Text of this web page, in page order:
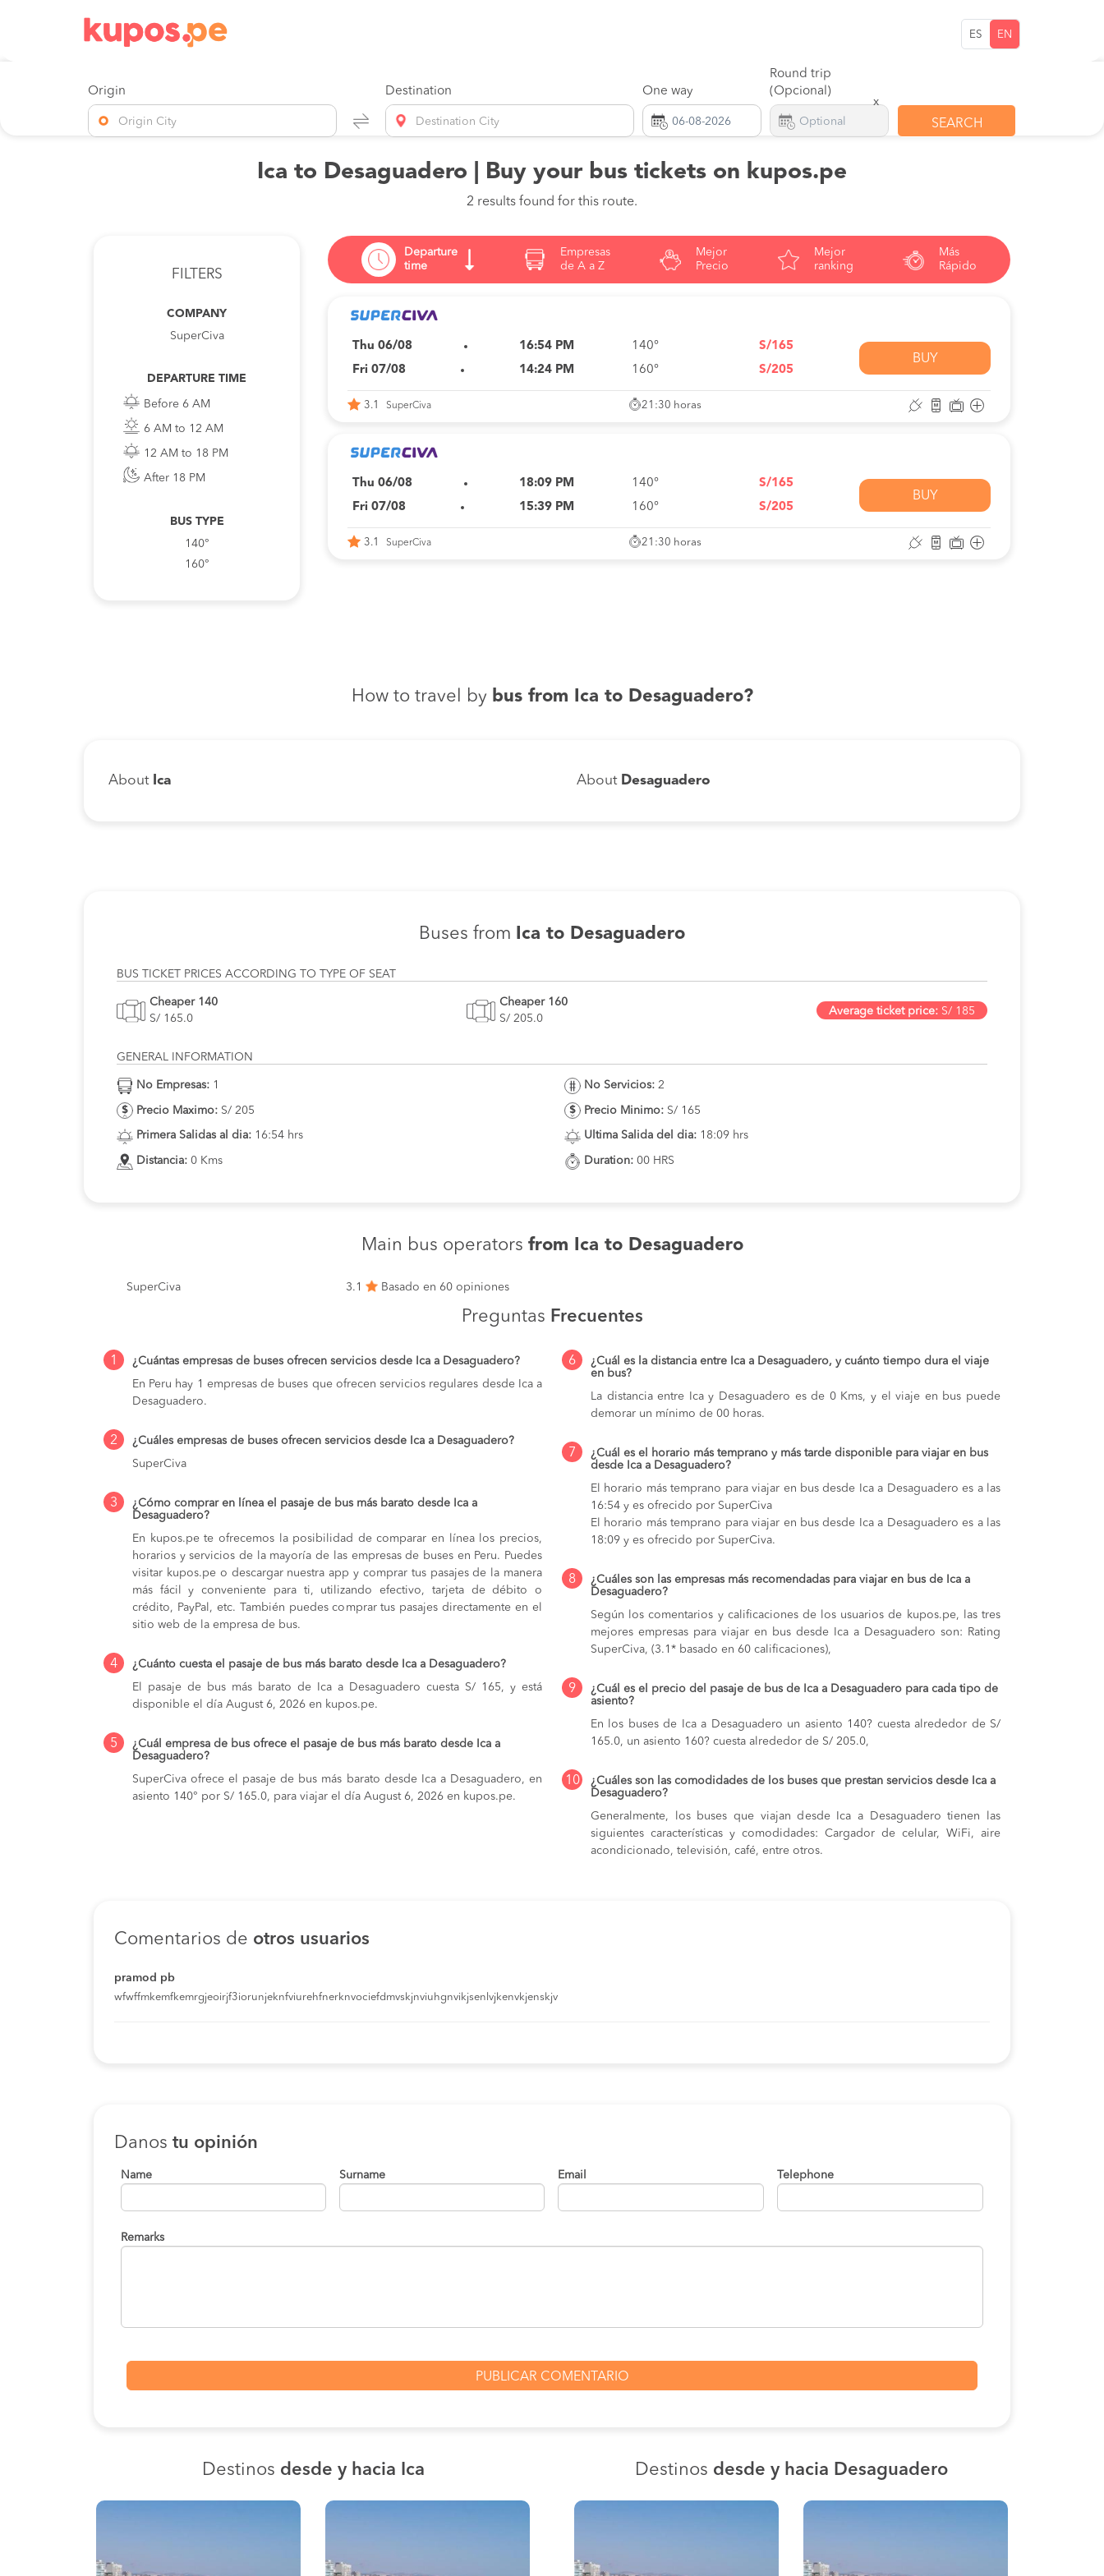
ES EN
Origin
Origin City
Destination
Destination City
One way
Round trip
(Opcional)
x
SEARCH
Ica to Desaguadero | Buy your bus tickets on kupos.pe
2 results found for this route.
FILTERS
COMPANY
SuperCiva
DEPARTURE TIME
Before 6 AM
6 AM to 12 AM
12 AM to 18 PM
After 18 PM
BUS TYPE
140°
160°
Departure
time
Empresas
de A a Z
Mejor
Precio
Mejor
ranking
Más
Rápido
Thu 06/08
16:54 PM
Fri 07/08
14:24 PM
140°
160°
S/165
S/205
BUY
3.1 SuperCiva 21:30 horas
Thu 06/08
18:09 PM
Fri 07/08
15:39 PM
140°
160°
S/165
S/205
BUY
3.1 SuperCiva 21:30 horas
How to travel by bus from Ica to Desaguadero?
About Ica About Desaguadero
Buses from Ica to Desaguadero
BUS TICKET PRICES ACCORDING TO TYPE OF SEAT
Cheaper 140
S/ 165.0
Cheaper 160
S/ 205.0
Average ticket price: S/ 185
GENERAL INFORMATION
No Empresas: 1
Precio Maximo: S/ 205
Primera Salidas al dia: 16:54 hrs
Distancia: 0 Kms
No Servicios: 2
Precio Minimo: S/ 165
Ultima Salida del dia: 18:09 hrs
Duration: 00 HRS
Main bus operators from Ica to Desaguadero
SuperCiva 3.1 Basado en 60 opiniones
Preguntas Frecuentes
1
¿Cuántas empresas de buses ofrecen servicios desde Ica a Desaguadero?
En Peru hay 1 empresas de buses que ofrecen servicios regulares desde Ica a
Desaguadero.
2
¿Cuáles empresas de buses ofrecen servicios desde Ica a Desaguadero?
SuperCiva
3
¿Cómo comprar en línea el pasaje de bus más barato desde Ica a
Desaguadero?
En kupos.pe te ofrecemos la posibilidad de comparar en línea los precios,
horarios y servicios de la mayoría de las empresas de buses en Peru. Puedes
visitar kupos.pe o descargar nuestra app y comprar tus pasajes de la manera
más fácil y conveniente para ti, utilizando efectivo, tarjeta de débito o
crédito, PayPal, etc. También puedes comprar tus pasajes directamente en el
sitio web de la empresa de bus.
4
¿Cuánto cuesta el pasaje de bus más barato desde Ica a Desaguadero?
El pasaje de bus más barato de Ica a Desaguadero cuesta S/ 165, y está
disponible el día August 6, 2026 en kupos.pe.
5
¿Cuál empresa de bus ofrece el pasaje de bus más barato desde Ica a
Desaguadero?
SuperCiva ofrece el pasaje de bus más barato desde Ica a Desaguadero, en
asiento 140° por S/ 165.0, para viajar el día August 6, 2026 en kupos.pe.
6
¿Cuál es la distancia entre Ica a Desaguadero, y cuánto tiempo dura el viaje
en bus?
La distancia entre Ica y Desaguadero es de 0 Kms, y el viaje en bus puede
demorar un mínimo de 00 horas.
7
¿Cuál es el horario más temprano y más tarde disponible para viajar en bus
desde Ica a Desaguadero?
El horario más temprano para viajar en bus desde Ica a Desaguadero es a las
16:54 y es ofrecido por SuperCiva
El horario más temprano para viajar en bus desde Ica a Desaguadero es a las
18:09 y es ofrecido por SuperCiva.
8
¿Cuáles son las empresas más recomendadas para viajar en bus de Ica a
Desaguadero?
Según los comentarios y calificaciones de los usuarios de kupos.pe, las tres
mejores empresas para viajar en bus desde Ica a Desaguadero son: Rating
SuperCiva, (3.1* basado en 60 calificaciones),
9
¿Cuál es el precio del pasaje de bus de Ica a Desaguadero para cada tipo de
asiento?
En los buses de Ica a Desaguadero un asiento 140? cuesta alrededor de S/
165.0, un asiento 160? cuesta alrededor de S/ 205.0,
10
¿Cuáles son las comodidades de los buses que prestan servicios desde Ica a
Desaguadero?
Generalmente, los buses que viajan desde Ica a Desaguadero tienen las
siguientes características y comodidades: Cargador de celular, WiFi, aire
acondicionado, televisión, café, entre otros.
Comentarios de otros usuarios
pramod pb
wfwffmkemfkemrgjeoirjf3iorunjeknfviurehfnerknvociefdmvskjnviuhgnvikjsenlvjkenvkjenskjv
Danos tu opinión
Name Surname Email Telephone
Remarks
Destinos desde y hacia Ica Destinos desde y hacia Desaguadero